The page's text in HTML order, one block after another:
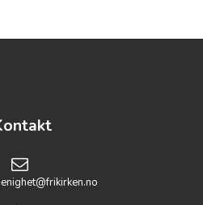
@frikirken.no